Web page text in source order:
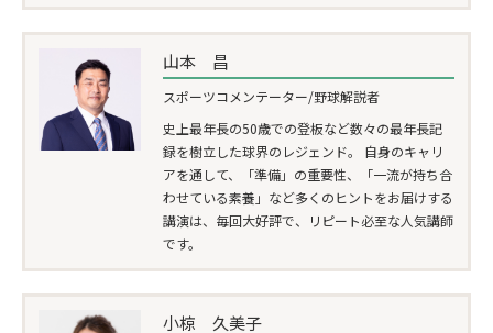
山本 昌
スポーツコメンテーター/野球解説者
史上最年長の50歳での登板など数々の最年長記
録を樹立した球界のレジェンド。 自身のキャリ
アを通して、「準備」の重要性、「一流が持ち合
わせている素養」など多くのヒントをお届けする
講演は、毎回大好評で、リピート必至な人気講師
です。
小椋 久美子